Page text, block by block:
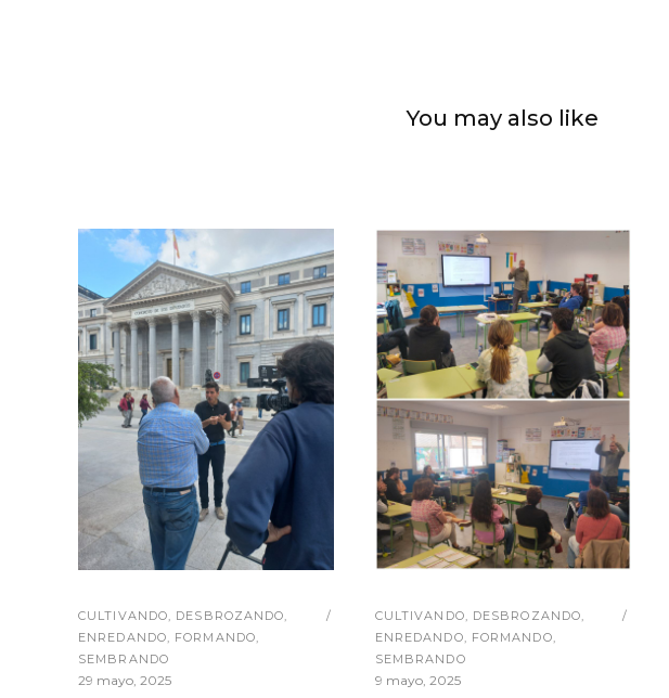
You may also like
CULTIVANDO, DESBROZANDO,
ENREDANDO, FORMANDO,
SEMBRANDO
29 mayo, 2025
CULTIVANDO, DESBROZANDO,
ENREDANDO, FORMANDO,
SEMBRANDO
9 mayo, 2025